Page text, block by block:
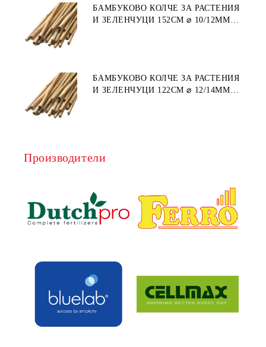
БАМБУКОВО КОЛЧЕ ЗА РАСТЕНИЯ
И ЗЕЛЕНЧУЦИ 152СМ ⌀ 10/12ММ
БАМБУКОВО КОЛЧЕ ЗА РАСТЕНИЯ
И ЗЕЛЕНЧУЦИ 122СМ ⌀ 12/14ММ
Производители